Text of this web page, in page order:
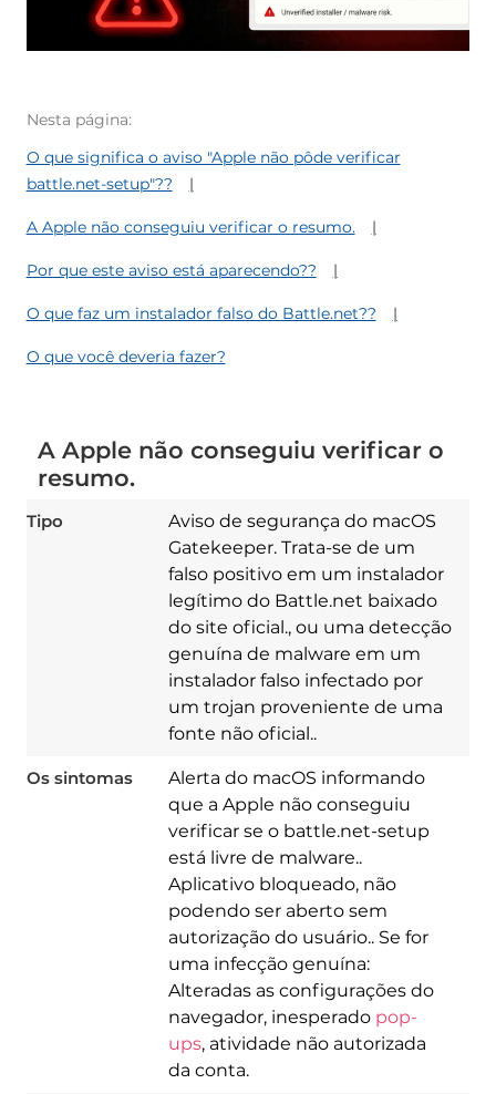
Nesta página:
O que significa o aviso "Apple não pôde verificar
battle.net-setup"??
A Apple não conseguiu verificar o resumo.
Por que este aviso está aparecendo??
O que faz um instalador falso do Battle.net??
O que você deveria fazer?
A Apple não conseguiu verificar o
resumo.
Tipo
Aviso de segurança do macOS
Gatekeeper. Trata-se de um
falso positivo em um instalador
legítimo do Battle.net baixado
do site oficial., ou uma detecção
genuína de malware em um
instalador falso infectado por
um trojan proveniente de uma
fonte não oficial..
Os sintomas
Alerta do macOS informando
que a Apple não conseguiu
verificar se o battle.net-setup
está livre de malware..
Aplicativo bloqueado, não
podendo ser aberto sem
autorização do usuário.. Se for
uma infecção genuína:
Alteradas as configurações do
navegador, inesperado pop-
ups, atividade não autorizada
da conta.
Download
Spy Hunter